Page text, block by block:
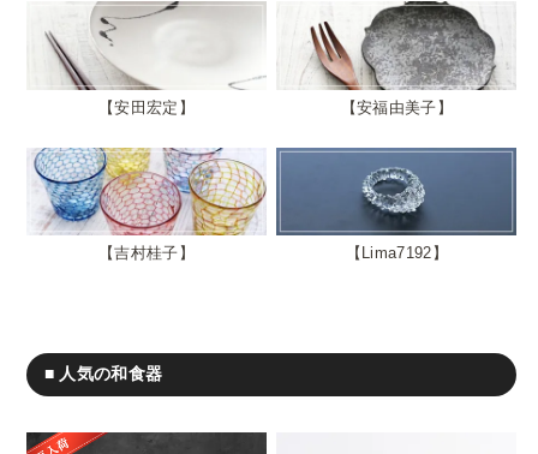
安田宏定 安福由美子
吉村桂子 Lima7192
■ 人気の和食器